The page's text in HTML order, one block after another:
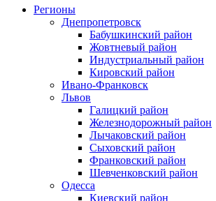
Регионы
Днепропетровск
Бабушкинский район
Жовтневый район
Индустриальный район
Кировский район
Ивано-Франковск
Львов
Галицкий район
Железнодорожный район
Лычаковский район
Сыховский район
Франковский район
Шевченковский район
Одесса
Киевский район